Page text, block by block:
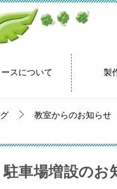
ースについて 製
教室からのお知らせ
駐車場増設のお